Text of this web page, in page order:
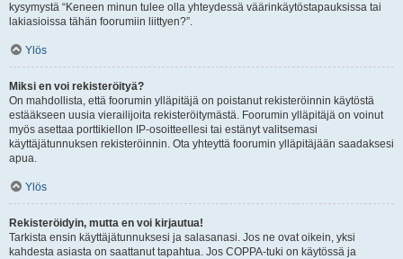
kysymystä “Keneen minun tulee olla yhteydessä väärinkäytöstapauksissa tai
lakiasioissa tähän foorumiin liittyen?”.
Ylös
Miksi en voi rekisteröityä?
On mahdollista, että foorumin ylläpitäjä on poistanut rekisteröinnin käytöstä
estääkseen uusia vierailijoita rekisteröitymästä. Foorumin ylläpitäjä on voinut
myös asettaa porttikiellon IP-osoitteellesi tai estänyt valitsemasi
käyttäjätunnuksen rekisteröinnin. Ota yhteyttä foorumin ylläpitäjään saadaksesi
apua.
Ylös
Rekisteröidyin, mutta en voi kirjautua!
Tarkista ensin käyttäjätunnuksesi ja salasanasi. Jos ne ovat oikein, yksi
kahdesta asiasta on saattanut tapahtua. Jos COPPA-tuki on käytössä ja